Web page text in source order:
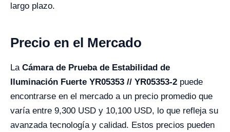
largo plazo.
Precio en el Mercado
La Cámara de Prueba de Estabilidad de
Iluminación Fuerte YR05353 // YR05353-2 puede
encontrarse en el mercado a un precio promedio que
varía entre 9,300 USD y 10,100 USD, lo que refleja su
avanzada tecnología y calidad. Estos precios pueden